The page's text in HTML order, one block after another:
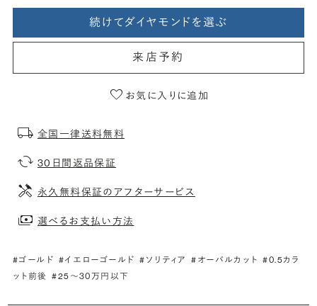
続けてダイヤモンドを選ぶ
来店予約
お気に入りに追加
全国一律送料無料
30日間返品保証
永久無料保証のアフターサービス
選べるお支払い方法
#ゴールド #イエローゴールド #ソリティア #オーバルカット #0.5カラ
ット前後
#25〜30万円以下